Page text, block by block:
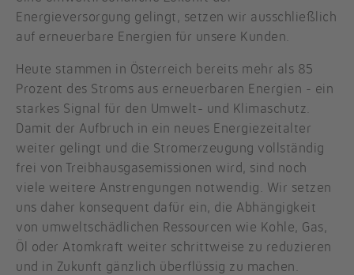
Energieversorgung gelingt, setzen wir ausschließlich
auf erneuerbare Energien für unsere Kunden.
Heute stammen in Österreich bereits mehr als 85
Prozent des Stroms aus erneuerbaren Energien - ein
starkes Signal für den Umwelt- und Klimaschutz.
Damit der Aufbruch in ein neues Energiezeitalter
weiter gelingt und die Stromerzeugung vollständig
frei von Treibhausgasemissionen wird, sind noch
viele weitere Anstrengungen notwendig. Wir setzen
uns daher konsequent dafür ein, die Abhängigkeit
von umweltschädlichen Ressourcen wie Kohle, Gas,
Öl oder Atomkraft weiter schrittweise zu reduzieren
und in Zukunft gänzlich überflüssig zu machen.